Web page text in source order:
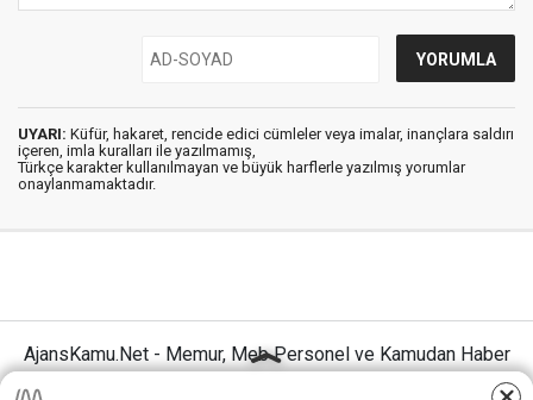
UYARI: Küfür, hakaret, rencide edici cümleler veya imalar, inançlara saldırı
içeren, imla kuralları ile yazılmamış,
Türkçe karakter kullanılmayan ve büyük harflerle yazılmış yorumlar
onaylanmamaktadır.
AjansKamu.Net - Memur, Meb Personel ve Kamudan Haber